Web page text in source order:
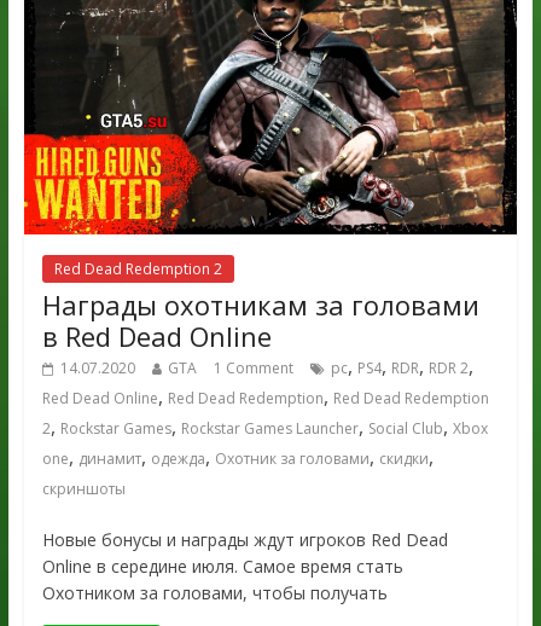
Red Dead Redemption 2
Награды охотникам за головами
в Red Dead Online
14.07.2020 GTA 1 Comment pc, PS4, RDR, RDR 2,
Red Dead Online, Red Dead Redemption, Red Dead Redemption
2, Rockstar Games, Rockstar Games Launcher, Social Club, Xbox
one, динамит, одежда, Охотник за головами, скидки,
скриншоты
Новые бонусы и награды ждут игроков Red Dead
Online в середине июля. Самое время стать
Охотником за головами, чтобы получать